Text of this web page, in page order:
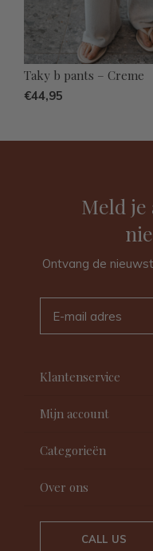
Taky b pants – Creme
€44,95
Meld je
Ontvang de
Klantenservice
Mijn account
Categorieën
Over ons
CALL US